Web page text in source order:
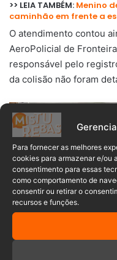
Para fornecer as melhores
cookies para armazenar e/ou
consentimento para essas
como comportamento de
consentir ou retirar o
recursos e funções.
>> LEIA TAMBÉM: Menino
caminhão em frente a
O atendimento contou
AeroPolicial de
responsável pelo
da colisão não foram
Acidente
Corpo de